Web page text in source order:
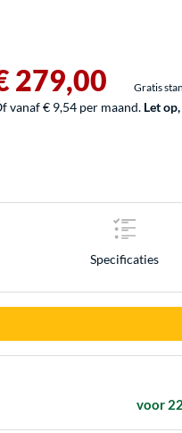
279,00 Gratis
vanaf € 9,54 per maand. Let
Specificaties
voor